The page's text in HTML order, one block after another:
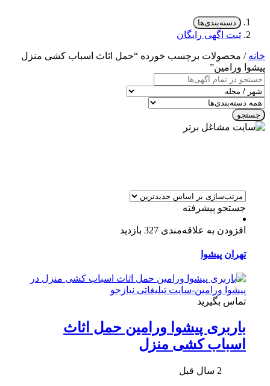
دسته‌بندی‌ها
ثبت اگهی رایگان
خانه / محصولات برچسب خورده “حمل اثاث اسباب کشی منزل
پیشوا ورامین”
جستجو
جستجو پیشرفته
افزودن به علاقه‌مندی 327 بازدید
تهران پیشوا
تماس بگیرید
باربری پیشوا ورامین حمل اثاث
اسباب کشی منزل
2 سال قبل